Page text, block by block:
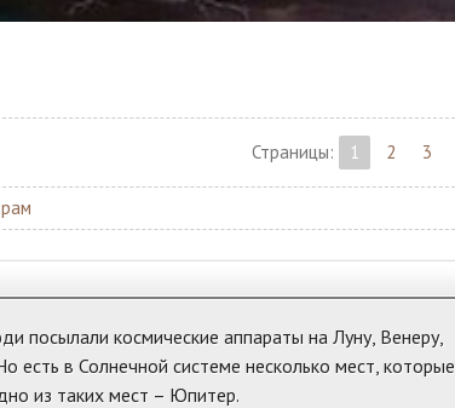
Страницы: 1 2 3
посылали космические аппараты на Луну, Венеру,
в Солнечной системе несколько мест, которые
из таких мест – Юпитер.